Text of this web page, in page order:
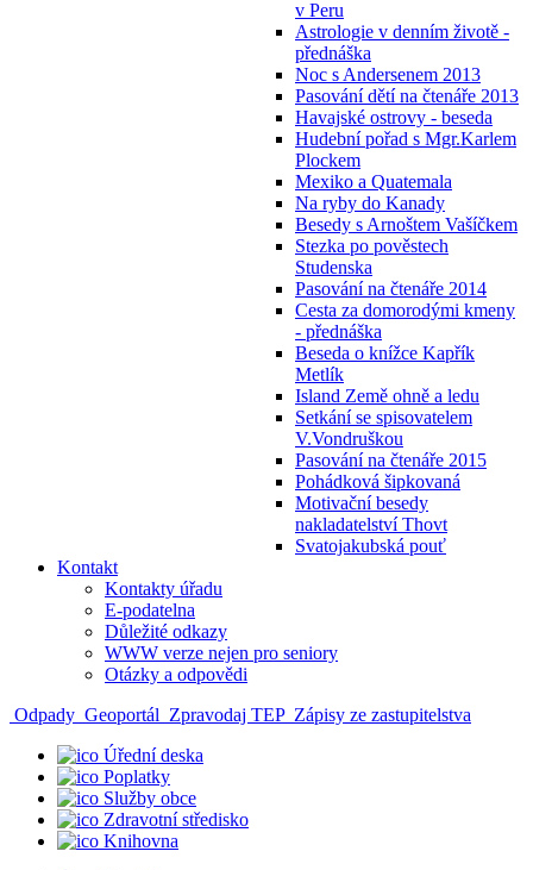
v Peru
Astrologie v denním životě -
přednáška
Noc s Andersenem 2013
Pasování dětí na čtenáře 2013
Havajské ostrovy - beseda
Hudební pořad s Mgr.Karlem
Plockem
Mexiko a Quatemala
Na ryby do Kanady
Besedy s Arnoštem Vašíčkem
Stezka po pověstech
Studenska
Pasování na čtenáře 2014
Cesta za domorodými kmeny
- přednáška
Beseda o knížce Kapřík
Metlík
Island Země ohně a ledu
Setkání se spisovatelem
V.Vondruškou
Pasování na čtenáře 2015
Pohádková šipkovaná
Motivační besedy
nakladatelství Thovt
Svatojakubská pouť
Kontakt
Kontakty úřadu
E-podatelna
Důležité odkazy
WWW verze nejen pro seniory
Otázky a odpovědi
Odpady Geoportál Zpravodaj TEP Zápisy ze zastupitelstva
Úřední deska
Poplatky
Služby obce
Zdravotní středisko
Knihovna